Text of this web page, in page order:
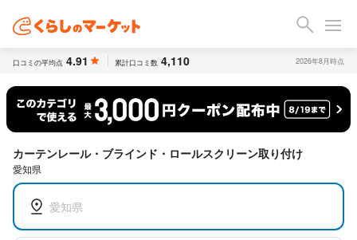
口コミの平均点 4.91 累計口コミ数 4,110 2026年8月時点
カーテンレール・ブラインド・ロールスクリーン取り付け
愛知県
愛知県